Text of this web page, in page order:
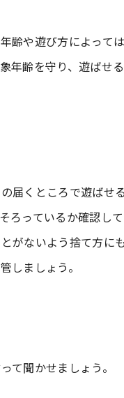
齢や遊び方によって
年齢を守り、遊ばせ
届くところで遊ばせ
ろっているか確認し
がないよう捨て方に
しましょう。
て聞かせましょう。